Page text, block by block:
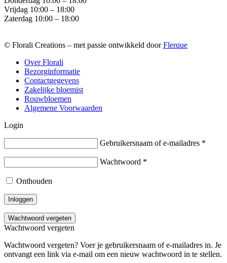
Vrijdag 10:00 – 18:00
Zaterdag 10:00 – 18:00
© Florali Creations – met passie ontwikkeld doorFlerque
Over Florali
Bezorginformatie
Contactgegevens
Zakelijke bloemist
Rouwbloemen
Algemene Voorwaarden
Login
Gebruikersnaam of e-mailadres *
Wachtwoord *
Onthouden
Inloggen
Wachtwoord vergeten
Wachtwoord vergeten
Wachtwoord vergeten? Voer je gebruikersnaam of e-mailadres in. Je
ontvangt een link via e-mail om een nieuw wachtwoord in te stellen.